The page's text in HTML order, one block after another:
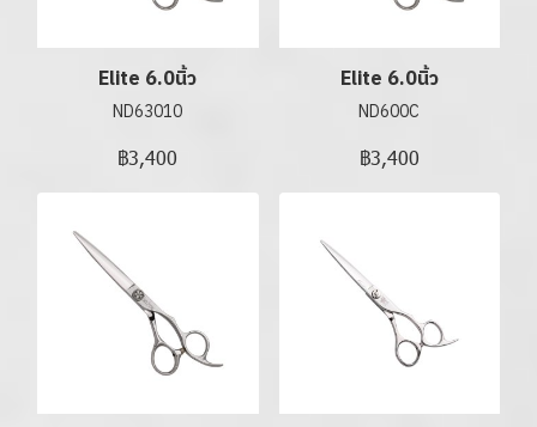
Elite 6.0นิ้ว
ND63010
฿3,400
Elite 6.0นิ้ว
ND600C
฿3,400